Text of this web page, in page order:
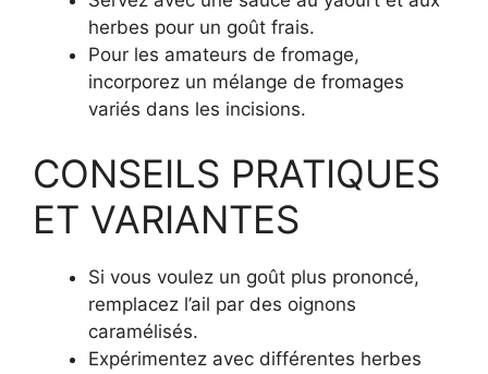
herbes pour un goût frais.
Pour les amateurs de fromage,
incorporez un mélange de fromages
variés dans les incisions.
CONSEILS PRATIQUES
ET VARIANTES
Si vous voulez un goût plus prononcé,
remplacez l’ail par des oignons
caramélisés.
Expérimentez avec différentes herbes